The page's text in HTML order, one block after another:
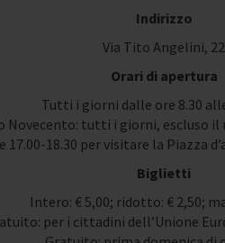
Indirizzo
Via Tito Angelini, 22
Orari di apertura
Tutti i giorni dalle ore 8.30
Novecento: tutti i giorni, escluso il
18.30 per visitare la Piazza
Biglietti
Intero: € 5,00; ridotto: € 2,50;
per i cittadini dell’Unione